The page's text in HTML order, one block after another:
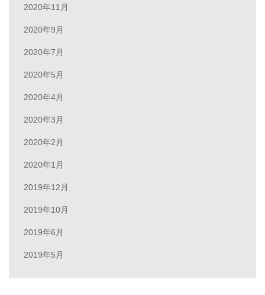
2020年11月
2020年9月
2020年7月
2020年5月
2020年4月
2020年3月
2020年2月
2020年1月
2019年12月
2019年10月
2019年6月
2019年5月